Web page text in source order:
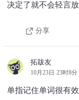
决定了就不会轻言
分享
拓跋友
10月23日 23时8分
单指记住单词很有